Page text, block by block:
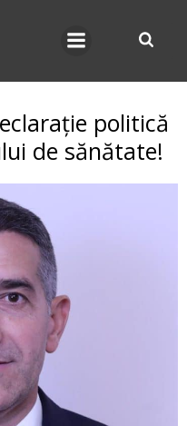
politică
de sănătate!